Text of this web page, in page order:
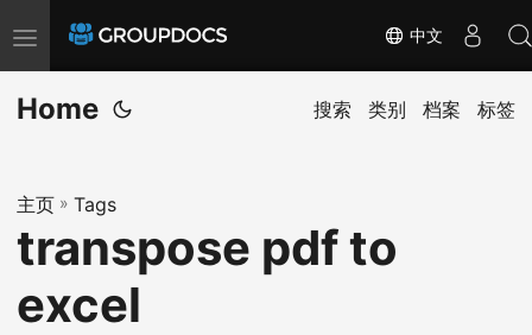
T
o
g
e
n
a
v
中文
Home 搜索 类别 档案 标签
主页 » Tags
transpose pdf to
excel